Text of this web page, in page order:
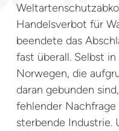
Handelsverbot für
beendete das
fast überall. Selbst
Norwegen, die
daran gebunden
fehlender Nachfrage
sterbende Industrie.